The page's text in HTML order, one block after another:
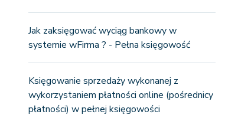
Jak zaksięgować wyciąg bankowy w
systemie wFirma ? - Pełna księgowość
Księgowanie sprzedaży wykonanej z
wykorzystaniem płatności online (pośrednicy
płatności) w pełnej księgowości